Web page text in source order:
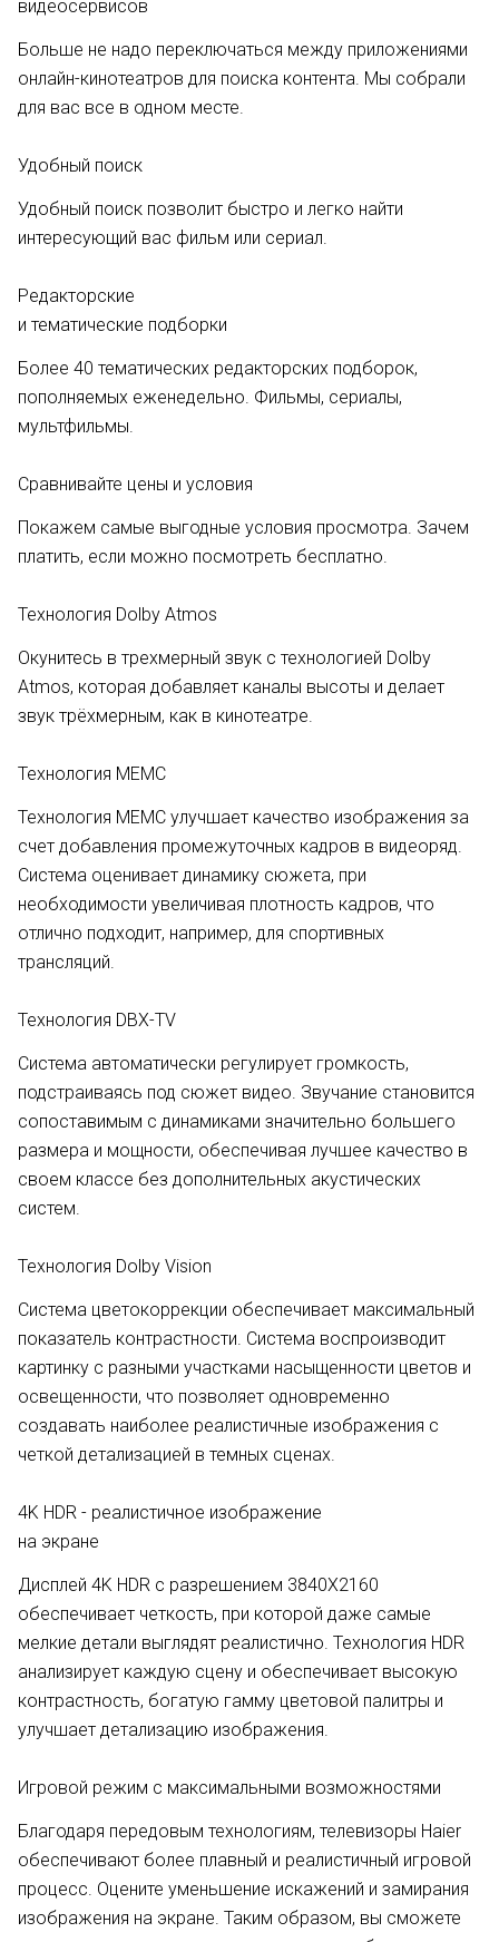
видеосервисов
Больше не надо переключаться между приложениями
онлайн-кинотеатров для поиска контента. Мы собрали
для вас все в одном месте.
Удобный поиск
Удобный поиск позволит быстро и легко найти
интересующий вас фильм или сериал.
Редакторские
и тематические подборки
Более 40 тематических редакторских подборок,
пополняемых еженедельно. Фильмы, сериалы,
мультфильмы.
Сравнивайте цены и условия
Покажем самые выгодные условия просмотра. Зачем
платить, если можно посмотреть бесплатно.
Технология Dolby Atmos
Окунитесь в трехмерный звук с технологией Dolby
Atmos, которая добавляет каналы высоты и делает
звук трёхмерным, как в кинотеатре.
Технология MEMC
Технология МЕМС улучшает качество изображения за
счет добавления промежуточных кадров в видеоряд.
Система оценивает динамику сюжета, при
необходимости увеличивая плотность кадров, что
отлично подходит, например, для спортивных
трансляций.
Технология DBX-TV
Система автоматически регулирует громкость,
подстраиваясь под сюжет видео. Звучание становится
сопоставимым с динамиками значительно большего
размера и мощности, обеспечивая лучшее качество в
своем классе без дополнительных акустических
систем.
Технология Dolby Vision
Система цветокоррекции обеспечивает максимальный
показатель контрастности. Система воспроизводит
картинку с разными участками насыщенности цветов и
освещенности, что позволяет одновременно
создавать наиболее реалистичные изображения с
четкой детализацией в темных сценах.
4K HDR - реалистичное изображение
на экране
Дисплей 4K HDR с разрешением 3840Х2160
обеспечивает четкость, при которой даже самые
мелкие детали выглядят реалистично. Технология HDR
анализирует каждую сцену и обеспечивает высокую
контрастность, богатую гамму цветовой палитры и
улучшает детализацию изображения.
Игровой режим с максимальными возможностями
Благодаря передовым технологиям, телевизоры Haier
обеспечивают более плавный и реалистичный игровой
процесс. Оцените уменьшение искажений и замирания
изображения на экране. Таким образом, вы сможете